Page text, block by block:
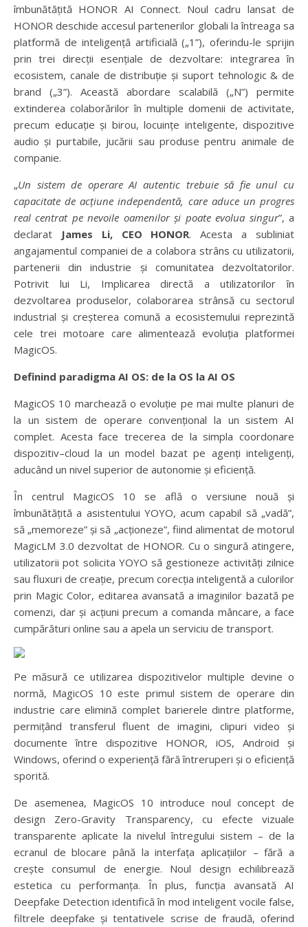
îmbunătățită HONOR AI Connect. Noul cadru lansat de
HONOR deschide accesul partenerilor globali la întreaga sa
platformă de inteligență artificială („1”), oferindu-le sprijin
prin trei direcții esențiale de dezvoltare: integrarea în
ecosistem, canale de distribuție și suport tehnologic & de
brand („3”). Această abordare scalabilă („N”) permite
extinderea colaborărilor în multiple domenii de activitate,
precum educație și birou, locuințe inteligente, dispozitive
audio și purtabile, jucării sau produse pentru animale de
companie.
„Un sistem de operare AI autentic trebuie să fie unul cu
capacitate de acțiune independentă, care aduce un progres
real centrat pe nevoile oamenilor și poate evolua singur”, a
declarat
James Li, CEO HONOR. Acesta a subliniat
angajamentul companiei de a colabora strâns cu utilizatorii,
partenerii din industrie și comunitatea dezvoltatorilor.
Potrivit lui Li, Implicarea directă a utilizatorilor în
dezvoltarea produselor, colaborarea strânsă cu sectorul
industrial și creșterea comună a ecosistemului reprezintă
cele trei motoare care alimentează evoluția platformei
MagicOS.
Definind paradigma AI OS: de la OS la AI OS
MagicOS 10 marchează o evoluție pe mai multe planuri de
la un sistem de operare convențional la un sistem AI
complet. Acesta face trecerea de la simpla coordonare
dispozitiv–cloud la un model bazat pe agenți inteligenți,
aducând un nivel superior de autonomie și eficiență.
În centrul MagicOS 10 se află o versiune nouă și
îmbunătățită a asistentului YOYO, acum capabil să „vadă”,
să „memoreze” și să „acționeze”, fiind alimentat de motorul
MagicLM 3.0 dezvoltat de HONOR. Cu o singură atingere,
utilizatorii pot solicita YOYO să gestioneze activități zilnice
sau fluxuri de creație, precum corecția inteligentă a culorilor
prin Magic Color, editarea avansată a imaginilor bazată pe
comenzi, dar și acțiuni precum a comanda mâncare, a face
cumpărături online sau a apela un serviciu de transport.
Pe măsură ce utilizarea dispozitivelor multiple devine o
normă, MagicOS 10 este primul sistem de operare din
industrie care elimină complet barierele dintre platforme,
permițând transferul fluent de imagini, clipuri video și
documente între dispozitive HONOR, iOS, Android și
Windows, oferind o experiență fără întreruperi și o eficiență
sporită.
De asemenea, MagicOS 10 introduce noul concept de
design Zero-Gravity Transparency, cu efecte vizuale
transparente aplicate la nivelul întregului sistem – de la
ecranul de blocare până la interfața aplicațiilor – fără a
crește consumul de energie. Noul design echilibrează
estetica cu performanța. În plus, funcția avansată AI
Deepfake Detection identifică în mod inteligent vocile false,
filtrele deepfake și tentativele scrise de fraudă, oferind